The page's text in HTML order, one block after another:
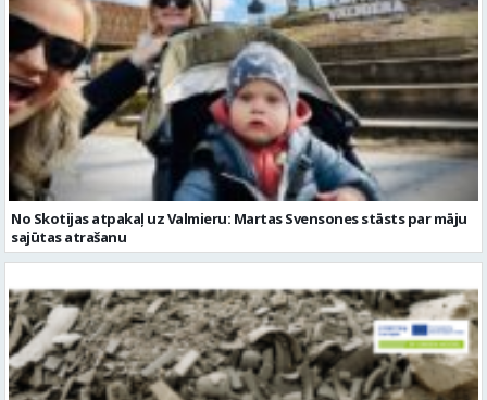
No Skotijas atpakaļ uz Valmieru: Martas Svensones stāsts par māju
sajūtas atrašanu